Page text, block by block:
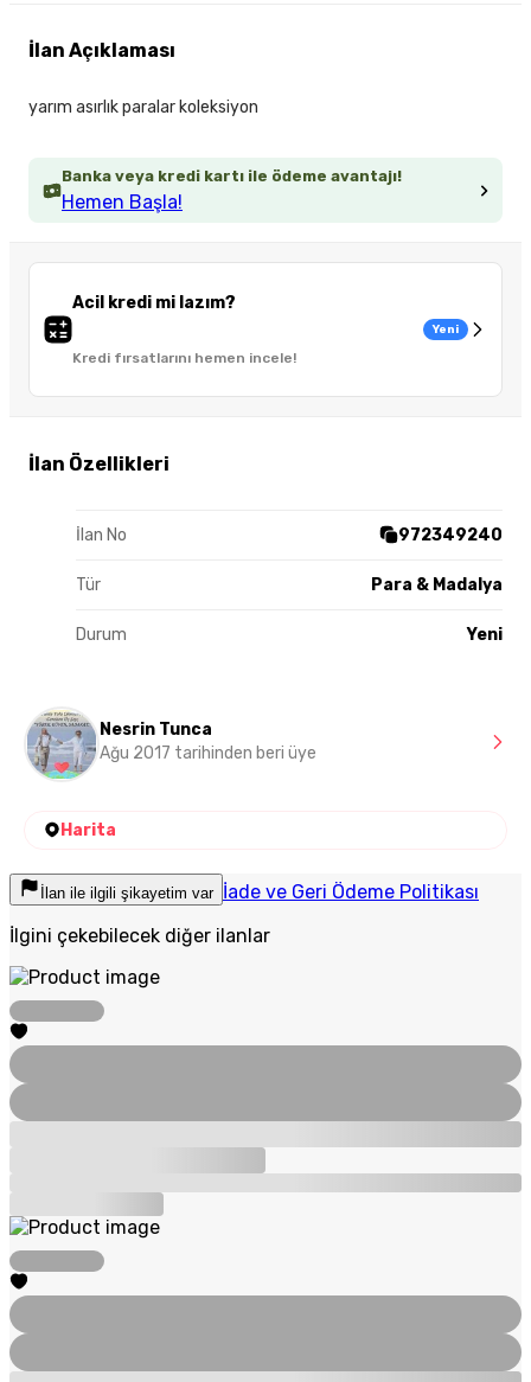
Banka veya kredi kartı ile ödeme avantajı!
Hemen Başla!
Acil kredi mi lazım?
Kredi fırsatlarını hemen incele!
Yeni
İlan Özellikleri
İlan No 972349240
Tür Para & Madalya
Durum Yeni
İlan Açıklaması
yarım asırlık paralar koleksiyon
Nesrin Tunca
Ağu 2017 tarihinden beri üye
Harita
İlan ile ilgili şikayetim var İade ve Geri Ödeme Politikası
İlgini çekebilecek diğer ilanlar